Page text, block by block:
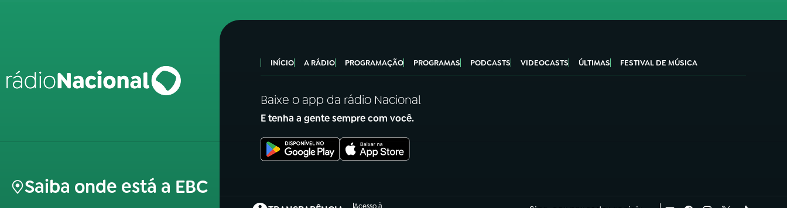
Saiba onde está a EBC
INÍCIO A RÁDIO PROGRAMAÇÃO PROGRAMAS PODCASTS VIDEOCASTS ÚLTIMAS FESTIVAL DE MÚSICA
Baixe o app da rádio Nacional
E tenha a gente sempre com você.